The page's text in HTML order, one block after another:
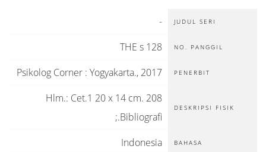
JUDUL SERI
-
NO. PANGGIL
128 THE s
PENERBIT
Psikolog Corner : Yogyakarta., 2017
DESKRIPSI FISIK
208 Hlm.: Cet.1 20 x 14 cm.
Bibliografi.;
BAHASA
Indonesia